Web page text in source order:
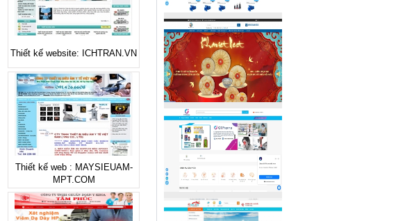
Thiết kế website: ICHTRAN.VN
Thiết kế web : MAYSIEUAM-
MPT.COM